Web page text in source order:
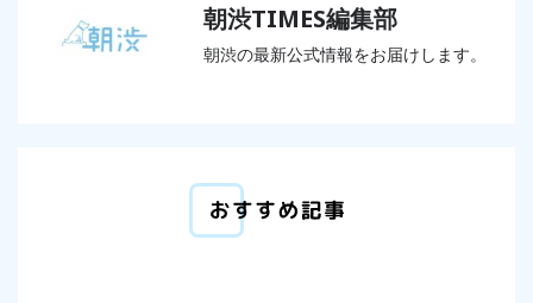
朝渋TIMES編集部
朝渋の最新公式情報をお届けします。